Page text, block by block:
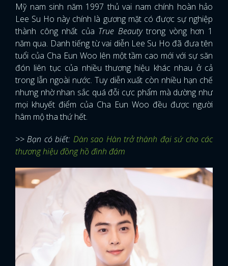
Mỹ nam sinh năm 1997 thủ vai nam chính hoàn hảo
Lee Su Ho này chính là gương mặt có được sự nghiệp
thành công nhất của True Beautytrong vòng hơn 1
năm qua. Danh tiếng từ vai diễn Lee Su Ho đã đưa tên
tuổi của Cha Eun Woo lên một tầm cao mới với sự săn
đón liên tục của nhiều thương hiệu khác nhau ở cả
trong lẫn ngoài nước. Tuy diễn xuất còn nhiều hạn chế
nhưng nhờ nhan sắc quá đỗi cực phẩm mà dường như
mọi khuyết điểm của Cha Eun Woo đều được người
hâm mộ tha thứ hết.
>> Bạn có biết: Dàn sao Hàn trở thành đại sứ cho các
thương hiệu đồng hồ đình đám